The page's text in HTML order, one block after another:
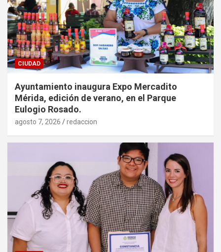
CIUDAD
Ayuntamiento inaugura Expo Mercadito
Mérida, edición de verano, en el Parque
Eulogio Rosado.
agosto 7, 2026 redaccion